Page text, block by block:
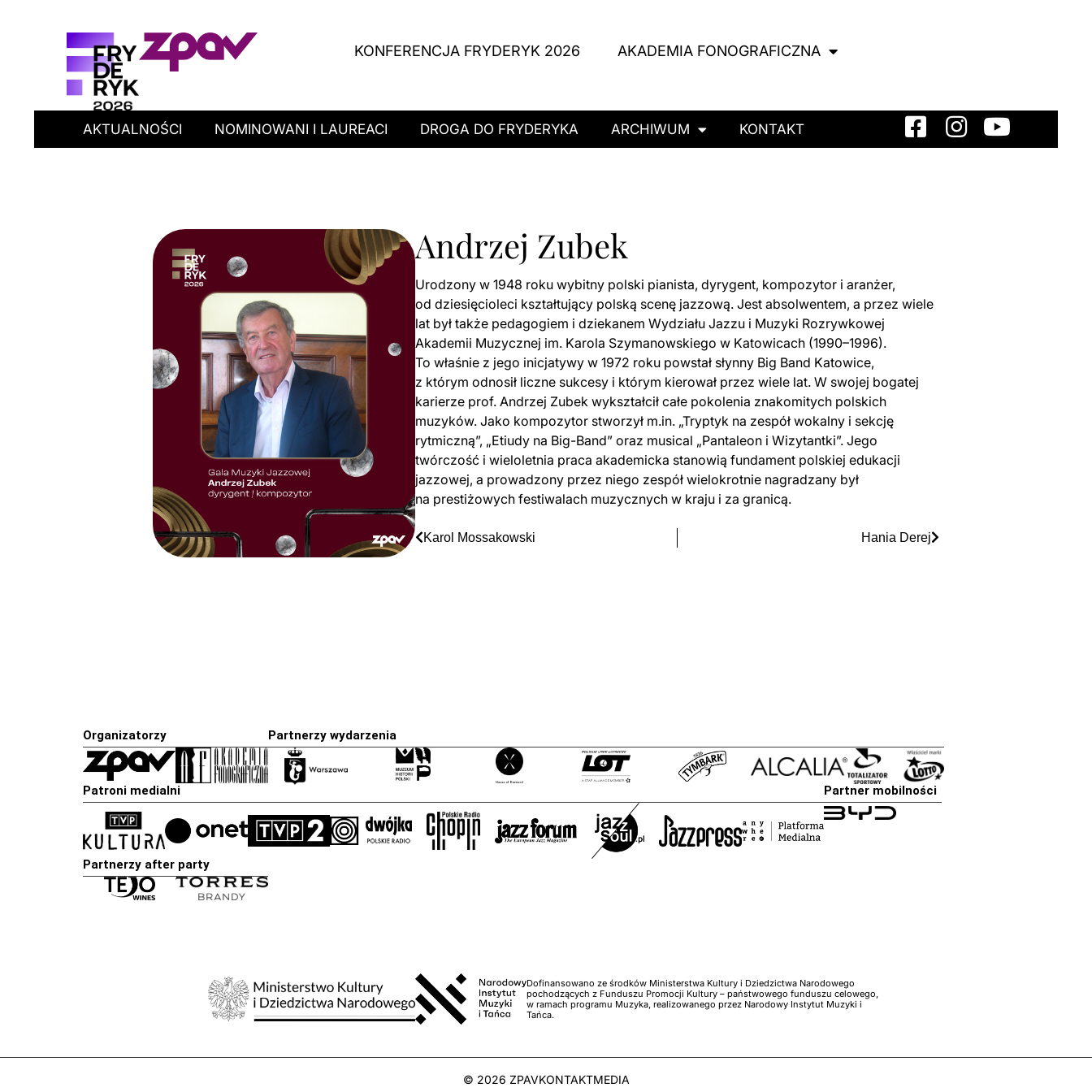
KONFERENCJA FRYDERYK 2026 AKADEMIA FONOGRAFICZNA
AKTUALNOŚCI NOMINOWANI I LAUREACI DROGA DO FRYDERYKA ARCHIWUM KONTAKT
Andrzej Zubek
Urodzony w 1948 roku wybitny polski pianista, dyrygent, kompozytor i aranżer,
od dziesięcioleci kształtujący polską scenę jazzową. Jest absolwentem, a przez wiele
lat był także pedagogiem i dziekanem Wydziału Jazzu i Muzyki Rozrywkowej
Akademii Muzycznej im. Karola Szymanowskiego w Katowicach (1990–1996).
To właśnie z jego inicjatywy w 1972 roku powstał słynny Big Band Katowice,
z którym odnosił liczne sukcesy i którym kierował przez wiele lat. W swojej bogatej
karierze prof. Andrzej Zubek wykształcił całe pokolenia znakomitych polskich
muzyków. Jako kompozytor stworzył m.in. „Tryptyk na zespół wokalny i sekcję
rytmiczną”, „Etiudy na Big-Band” oraz musical „Pantaleon i Wizytantki”. Jego
twórczość i wieloletnia praca akademicka stanowią fundament polskiej edukacji
jazzowej, a prowadzony przez niego zespół wielokrotnie nagradzany był
na prestiżowych festiwalach muzycznych w kraju i za granicą.
Karol Mossakowski Hania Derej
Organizatorzy Partnerzy wydarzenia
Patroni medialni Partner mobilności
Partnerzy after party
Dofinansowano ze środków Ministerstwa Kultury i Dziedzictwa Narodowego
pochodzących z Funduszu Promocji Kultury – państwowego funduszu celowego,
w ramach programu Muzyka, realizowanego przez Narodowy Instytut Muzyki i
Tańca.
© 2026 ZPAVKONTAKTMEDIA